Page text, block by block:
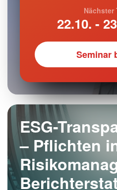
Nächster
22.10. -
Seminar
ESG-
– Pflichten